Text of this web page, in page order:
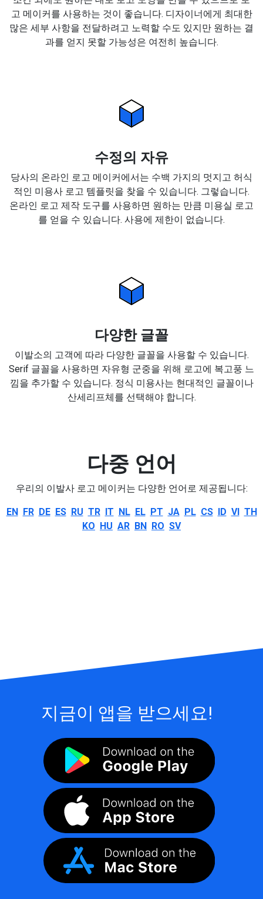
고 메이커를 사용하는 것이 좋습니다. 디자이너에게 최대한
많은 세부 사항을 전달하려고 노력할 수도 있지만 원하는 결
과를 얻지 못할 가능성은 여전히 높습니다.
수정의 자유
당사의 온라인 로고 메이커에서는 수백 가지의 멋지고 허식
적인 미용사 로고 템플릿을 찾을 수 있습니다. 그렇습니다.
온라인 로고 제작 도구를 사용하면 원하는 만큼 미용실 로고
를 얻을 수 있습니다. 사용에 제한이 없습니다.
다양한 글꼴
이발소의 고객에 따라 다양한 글꼴을 사용할 수 있습니다.
Serif 글꼴을 사용하면 자유형 군중을 위해 로고에 복고풍 느
낌을 추가할 수 있습니다. 정식 미용사는 현대적인 글꼴이나
산세리프체를 선택해야 합니다.
다중 언어
우리의 이발사 로고 메이커는 다양한 언어로 제공됩니다:
EN FR DE ES RU TR IT NL EL PT JA PL CS ID VI TH
KO HU AR BN RO SV
지금이 앱을 받으세요!